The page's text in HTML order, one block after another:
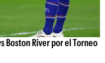
Boston River por el Torneo